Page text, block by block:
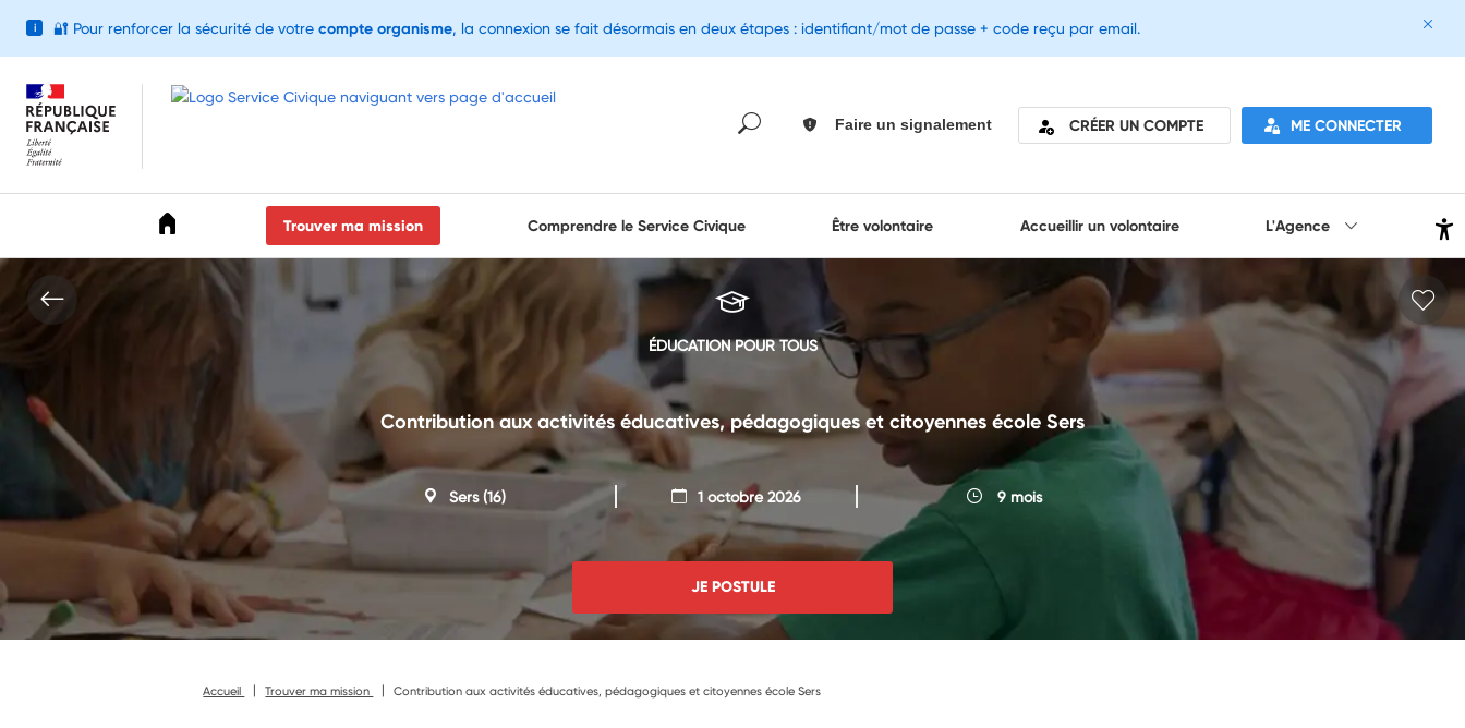
Faire un signalement CRÉER UN COMPTE ME CONNECTER
Trouver ma mission Comprendre le Service Civique Être volontaire Accueillir un volontaire L'Agence
ÉDUCATION POUR TOUS
Contribution aux activités éducatives, pédagogiques et citoyennes école Sers
Sers(16) 1 octobre 2026 9 mois
JE POSTULE
Accueil Trouver ma mission Contribution aux activités éducatives, pédagogiques et citoyennes école Sers
i 🔐 Pour renforcer la sécurité de votre compte organisme, la connexion se fait désormais en deux étapes : identifiant/mot de passe + code reçu par email.